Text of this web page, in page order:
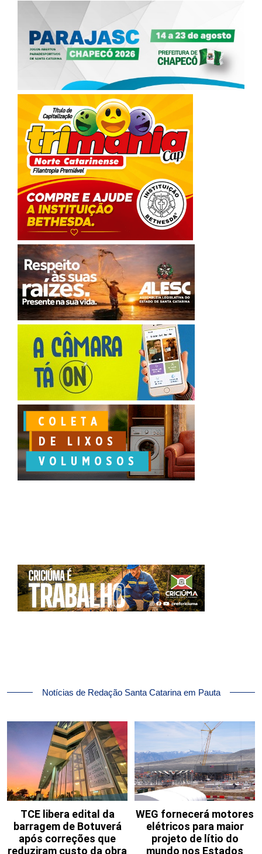
Notícias de Redação Santa Catarina em Pauta
TCE libera edital da
barragem de Botuverá
após correções que
reduziram custo da obra
WEG fornecerá motores
elétricos para maior
projeto de lítio do
mundo nos Estados